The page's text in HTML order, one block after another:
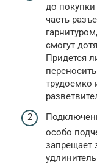
до покупки
часть
смогут
Придется
трудоемко
особо
запрещает